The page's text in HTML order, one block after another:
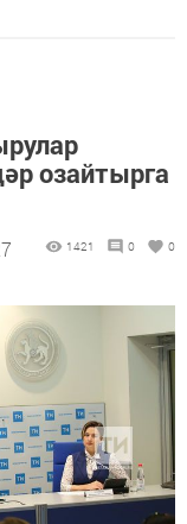
озайтырга
1421 0 0